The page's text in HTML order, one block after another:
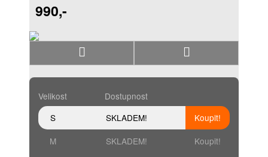
990,-
Velikost
Dostupnost
S
SKLADEM!
Koupit!
M
SKLADEM! Koupit!